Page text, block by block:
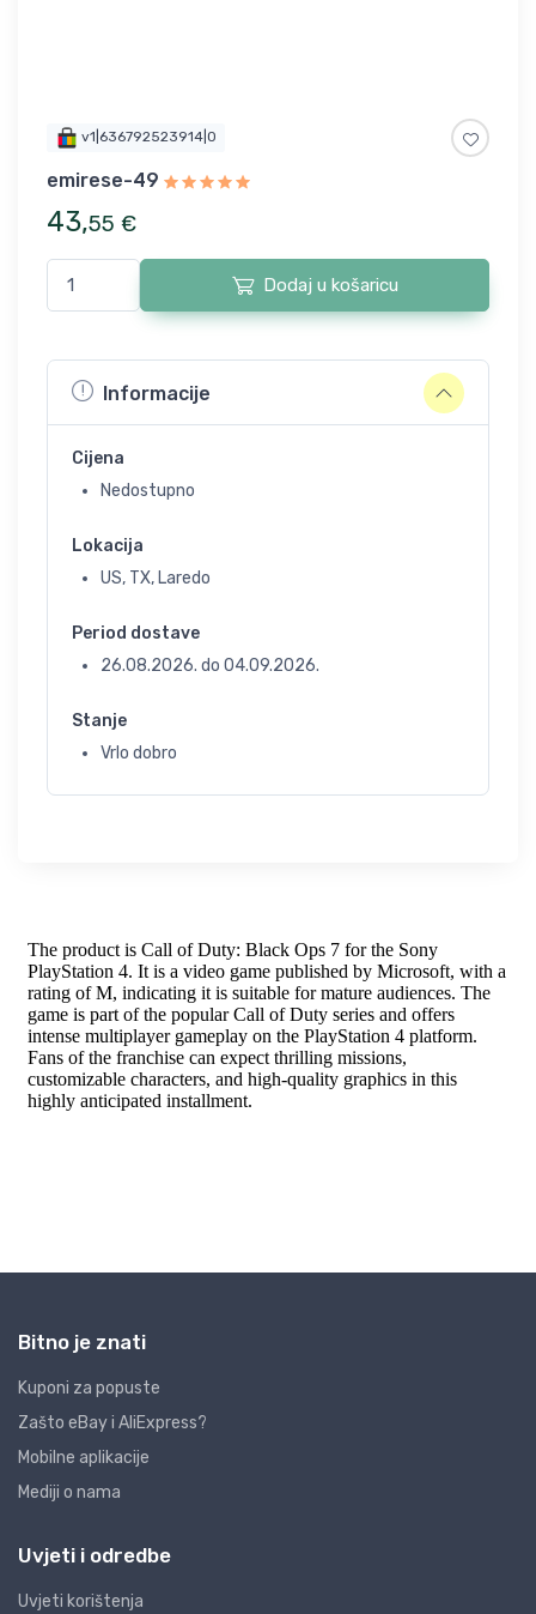
v1|636792523914|0
emirese-49
43,55 €
Dodaj u košaricu
Informacije
Cijena
Nedostupno
Lokacija
US, TX, Laredo
Period dostave
26.08.2026. do 04.09.2026.
Stanje
Vrlo dobro
Bitno je znati
Kuponi za popuste
Zašto eBay i AliExpress?
Mobilne aplikacije
Mediji o nama
Uvjeti i odredbe
Uvjeti korištenja